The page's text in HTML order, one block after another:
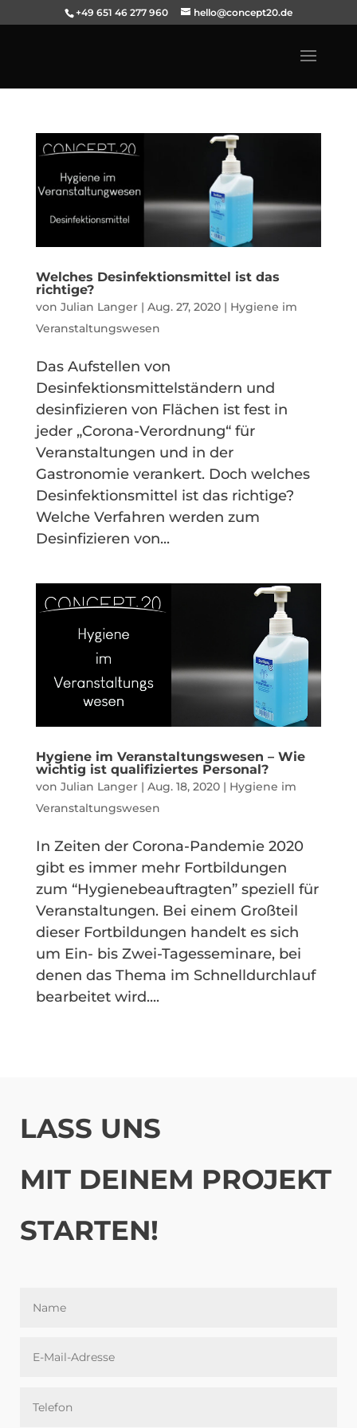
+49 651 46 277 960 hello@concept20.de
Welches Desinfektionsmittel ist das
richtige?
von Julian Langer| Aug. 27, 2020| Hygiene im
Veranstaltungswesen
Das Aufstellen von
Desinfektionsmittelständern und
desinfizieren von Flächen ist fest in
jeder „Corona-Verordnung“ für
Veranstaltungen und in der
Gastronomie verankert. Doch welches
Desinfektionsmittel ist das richtige?
Welche Verfahren werden zum
Desinfizieren von...
Hygiene im Veranstaltungswesen – Wie
wichtig ist qualifiziertes Personal?
von Julian Langer| Aug. 18, 2020| Hygiene im
Veranstaltungswesen
In Zeiten der Corona-Pandemie 2020
gibt es immer mehr Fortbildungen
zum “Hygienebeauftragten” speziell für
Veranstaltungen. Bei einem Großteil
dieser Fortbildungen handelt es sich
um Ein- bis Zwei-Tagesseminare, bei
denen das Thema im Schnelldurchlauf
bearbeitet wird....
LASS UNS
MIT DEINEM PROJEKT
STARTEN!